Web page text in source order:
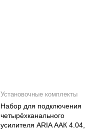
Установочные комплекты
(КИТы)
Набор для подключения
четырёхканального
усилителя ARIA ААК 4.04,